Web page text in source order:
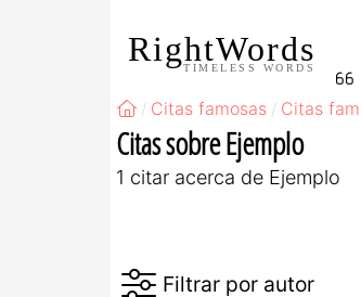
RightWords
TIMELESS WORDS
Citas famosas Citas
Citas sobre Ejemplo
1 citar acerca de Ejemplo